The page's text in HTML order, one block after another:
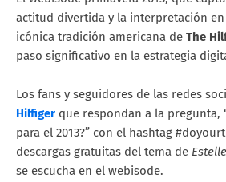
actitud divertida y la interpretación
icónica tradición americana de The
paso significativo en la estrategia
Los fans y seguidores de las redes
Hilfiger que respondan a la pregunta,
para el 2013?” con el hashtag
descargas gratuitas del tema de Estelle
se escucha en el webisode.